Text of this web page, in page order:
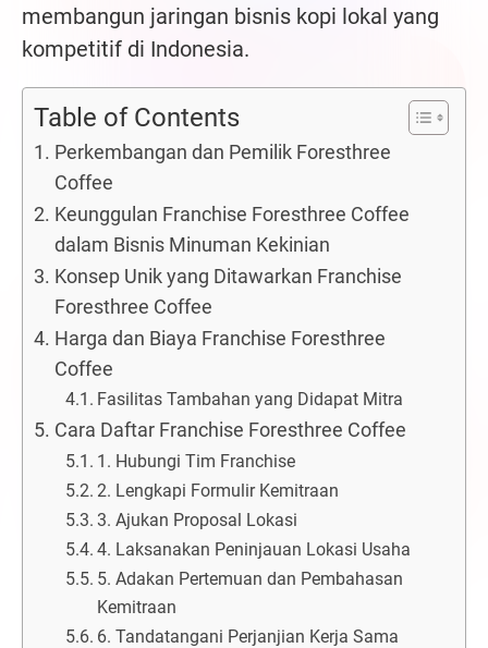
membangun jaringan bisnis kopi lokal yang
kompetitif di Indonesia.
Table of Contents
Perkembangan dan Pemilik Foresthree
Coffee
Keunggulan Franchise Foresthree Coffee
dalam Bisnis Minuman Kekinian
Konsep Unik yang Ditawarkan Franchise
Foresthree Coffee
Harga dan Biaya Franchise Foresthree
Coffee
Fasilitas Tambahan yang Didapat Mitra
Cara Daftar Franchise Foresthree Coffee
1. Hubungi Tim Franchise
2. Lengkapi Formulir Kemitraan
3. Ajukan Proposal Lokasi
4. Laksanakan Peninjauan Lokasi Usaha
5. Adakan Pertemuan dan Pembahasan
Kemitraan
6. Tandatangani Perjanjian Kerja Sama